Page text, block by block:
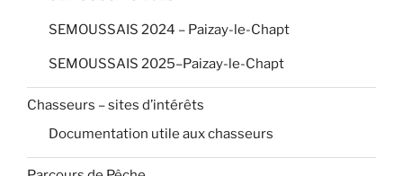
SEMOUSSAIS 2024 – Paizay-le-Chapt
SEMOUSSAIS 2025–Paizay-le-Chapt
Chasseurs – sites d’intérêts
Documentation utile aux chasseurs